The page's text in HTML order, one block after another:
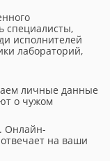
специалисты,
исполнителей
лабораторий,
личные данные
о чужом
Онлайн-
на ваши